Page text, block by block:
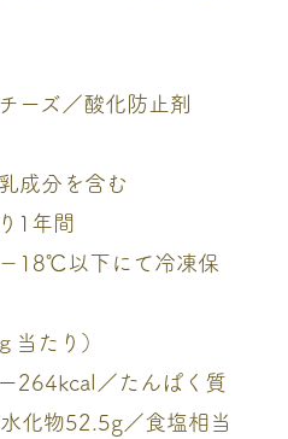
ーズ／酸化防止剤
を含む
1年間
18℃以下にて冷凍保
たり）
／たんぱく質
化物52.5g／食塩相当